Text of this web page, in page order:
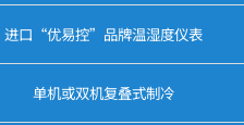
进口“优易控”品牌温湿度仪表
单机或双机复叠式制冷